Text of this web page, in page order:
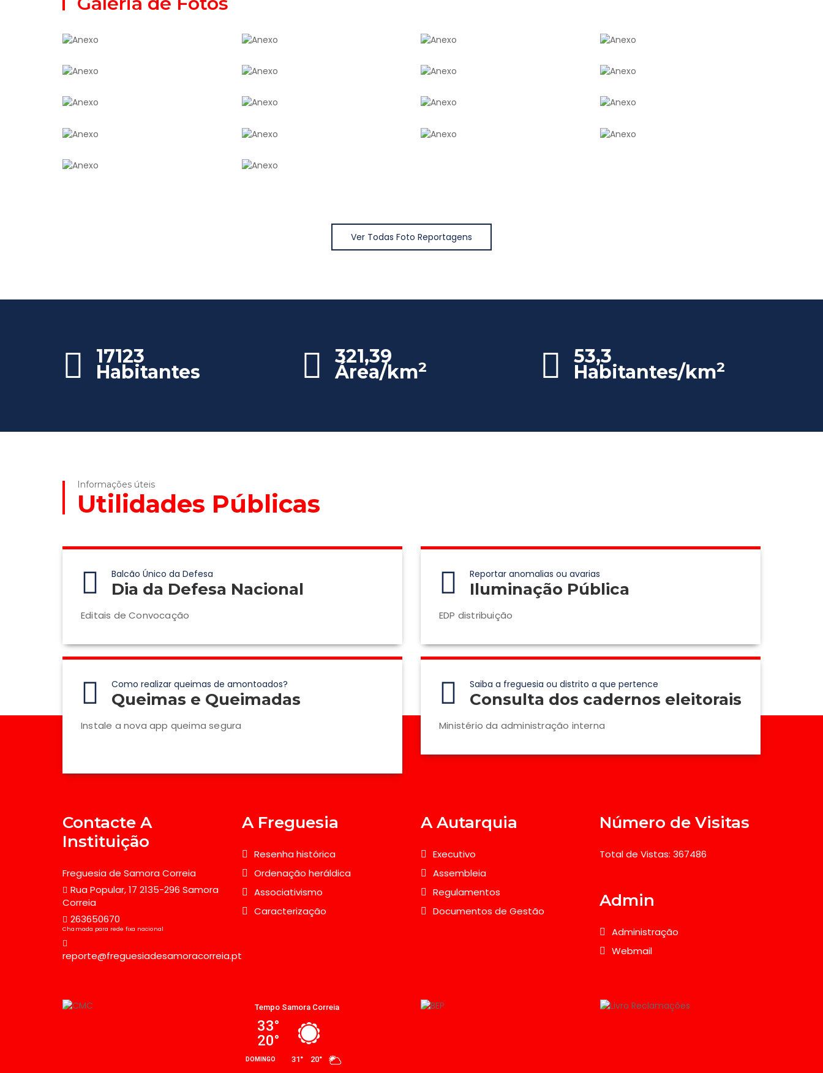
Ver Todas Foto Reportagens
17123
Habitantes
321,39
Área/km2 53,3
Habitantes/km2
Informações úteis
Utilidades Públicas
Balcão Único da Defesa
Dia da Defesa Nacional
Editais de Convocação
Reportar anomalias ou avarias
Iluminação Pública
EDP distribuição
Como realizar queimas de amontoados?
Queimas e Queimadas
Instale a nova app queima segura
Saiba a freguesia ou distrito a que pertence
Consulta dos cadernos eleitorais
Ministério da administração interna
Contacte A
Instituição
Freguesia de Samora Correia
Rua Popular, 17 2135-296 Samora
Correia
263650670
Chamada para rede fixa nacional
reporte@freguesiadesamoracorreia.pt
A Freguesia
Resenha histórica
Ordenação heráldica
Associativismo
Caracterização
A Autarquia
Executivo
Assembleia
Regulamentos
Documentos de Gestão
Número de Visitas
Total de Vistas: 367486
Admin
Administração
Webmail